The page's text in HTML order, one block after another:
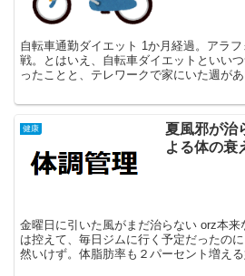
自転車通勤ダイエット 1か月経過。アラ
戦。とはいえ、自転車ダイエットといい
ったことと、テレワークで家にいた週が
健康
夏風邪が治
よる体の衰
金曜日に引いた風がまだ治らない orz本来
は控えて、毎日ジムに行く予定だったの
然いけず。体脂肪率も２パーセント増え